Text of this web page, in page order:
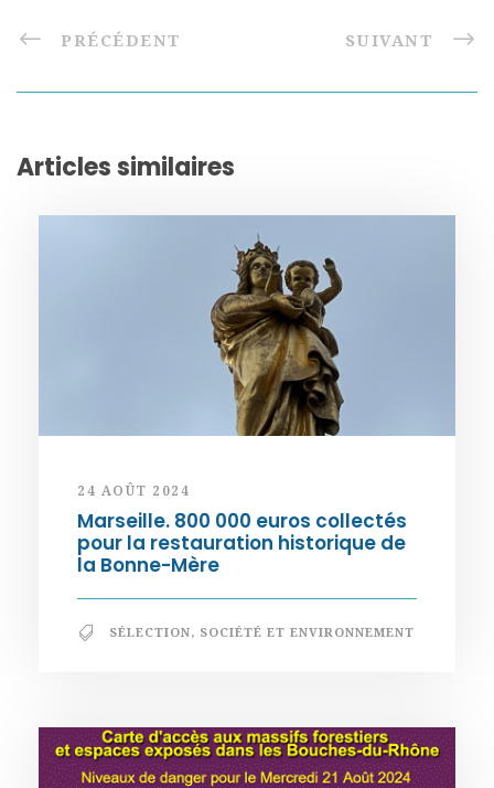
PRÉCÉDENT SUIVANT
Articles similaires
24 AOÛT 2024
Marseille. 800 000 euros collectés
pour la restauration historique de
la Bonne-Mère
SÉLECTION, SOCIÉTÉ ET ENVIRONNEMENT